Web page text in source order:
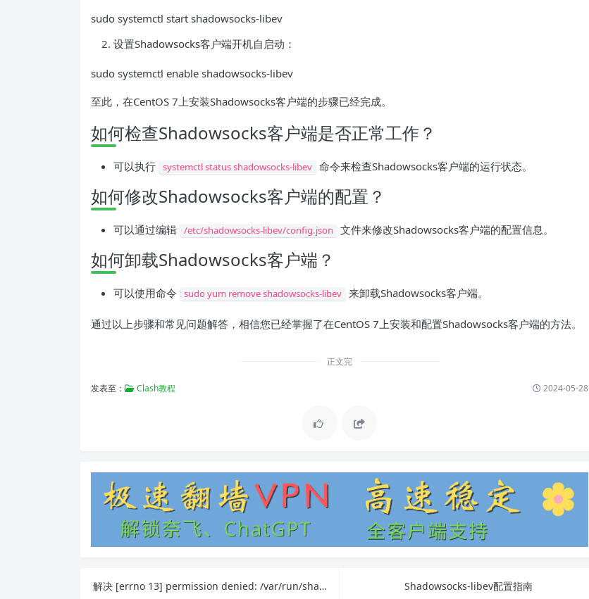
sudo systemctl start shadowsocks-libev
设置Shadowsocks客户端开机自启动：
sudo systemctl enable shadowsocks-libev
至此，在CentOS 7上安装Shadowsocks客户端的步骤已经完成。
如何检查Shadowsocks客户端是否正常工作？
可以执行 systemctl status shadowsocks-libev 命令来检查Shadowsocks客户端的运行状态。
如何修改Shadowsocks客户端的配置？
可以通过编辑 /etc/shadowsocks-libev/config.json 文件来修改Shadowsocks客户端的配置信息。
如何卸载Shadowsocks客户端？
可以使用命令 sudo yum remove shadowsocks-libev 来卸载Shadowsocks客户端。
通过以上步骤和常见问题解答，相信您已经掌握了在CentOS 7上安装和配置Shadowsocks客户端的方法。
正文完
发表至： Clash教程 2024-05-28
解决 [errno 13] permission denied: /var/run/shadowsocks.pid 错误
Shadowsocks-libev配置指南